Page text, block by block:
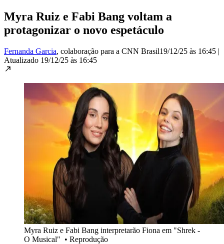
Myra Ruiz e Fabi Bang voltam a
protagonizar o novo espetáculo
Fernanda Garcia, colaboração para a CNN Brasil19/12/25 às 16:45 |
Atualizado 19/12/25 às 16:45
Myra Ruiz e Fabi Bang interpretarão Fiona em "Shrek -
O Musical" • Reprodução